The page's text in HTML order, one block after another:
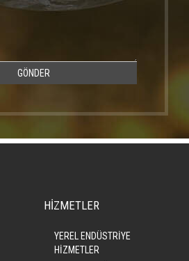
GÖNDER
HİZMETLER
YEREL ENDÜSTRİYE
HİZMETLER